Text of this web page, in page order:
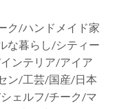
ク/ハンドメイド家
な暮らし/シティー
ンテリア/アイア
ン/工芸/国産/日本
ェルフ/チーク/マ